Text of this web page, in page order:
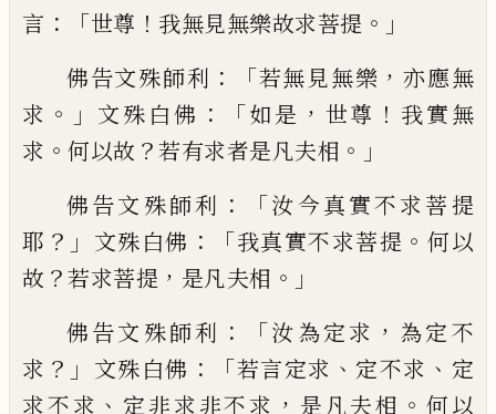
言 ：「世尊 ！ 我無見無樂故求菩提 。」
佛告文殊師利 ：「若無見無樂 ，亦應無
求 。」 文殊 白佛 ：「如是 ， 世尊 ！ 我實無
求 。 何以故 ？若有求者是凡夫相 。」
佛告文殊師利 ：「汝今真實不求菩提
耶 ？」 文殊白佛 ：「我真實不求菩提 。何以
故 ？若求菩提 ， 是凡夫相 。」
佛告文殊師利 ：「汝為定求 ， 為定不
求 ？」 文殊白佛 ：「若言定求 、 定不求 、 定
求不求 、 定非求非不求 ， 是凡夫相 。 何以